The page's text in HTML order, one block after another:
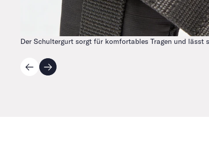
Der Schultergurt sorgt für komfortables Tragen und lässt